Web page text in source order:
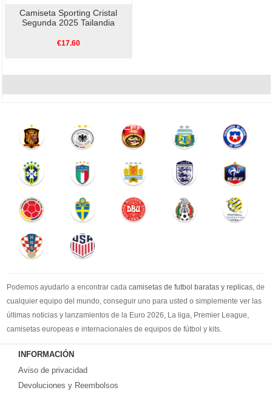
Camiseta Sporting Cristal
Segunda 2025 Tailandia
€17.60
Podemos ayudarlo a encontrar cada camisetas de futbol baratas y replicas, de
cualquier equipo del mundo, conseguir uno para usted o simplemente ver las
últimas noticias y lanzamientos de la Euro 2026, La liga, Premier League,
camisetas europeas e internacionales de equipos de fútbol y kits.
Comprecamisetas de futbol baratasen la tienda deportiva más grande de
Europa. ¡Grandes ofertas en todas las camisetas del club de fútbol, ​​kits
europeos e internacionales, todo a los precios más bajos!
Compre nuestra gran selección de
INFORMACIÓN
Aviso de privacidad
Devoluciones y Reembolsos